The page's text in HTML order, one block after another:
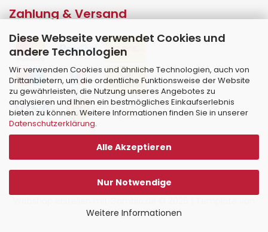
Diese Webseite verwendet Cookies und
andere Technologien
Wir verwenden Cookies und ähnliche Technologien, auch von
Drittanbietern, um die ordentliche Funktionsweise der Website
zu gewährleisten, die Nutzung unseres Angebotes zu
analysieren und Ihnen ein bestmögliches Einkaufserlebnis
bieten zu können. Weitere Informationen finden Sie in unserer
Datenschutzerklärung.
Alle Akzeptieren
Nur Notwendige
Weitere Informationen
Zahlung & Versand
JungCreative.